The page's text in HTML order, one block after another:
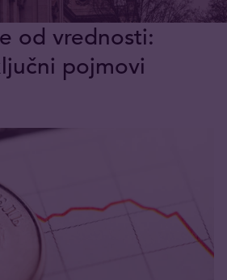
od vrednosti:
pojmovi